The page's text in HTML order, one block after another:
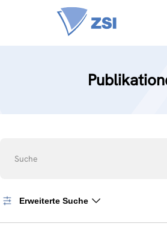
Suche
Erweiterte Suche